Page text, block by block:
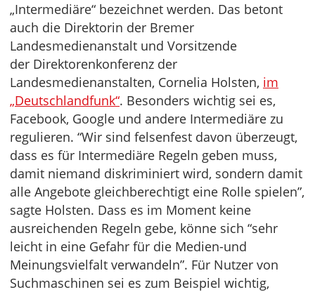
„Intermediäre“ bezeichnet werden. Das betont
auch die Direktorin der Bremer
Landesmedienanstalt und Vorsitzende
der Direktorenkonferenz der
Landesmedienanstalten, Cornelia Holsten, im
„Deutschlandfunk“. Besonders wichtig sei es,
Facebook, Google und andere Intermediäre zu
regulieren. “Wir sind felsenfest davon überzeugt,
dass es für Intermediäre Regeln geben muss,
damit niemand diskriminiert wird, sondern damit
alle Angebote gleichberechtigt eine Rolle spielen”,
sagte Holsten. Dass es im Moment keine
ausreichenden Regeln gebe, könne sich “sehr
leicht in eine Gefahr für die Medien-und
Meinungsvielfalt verwandeln”. Für Nutzer von
Suchmaschinen sei es zum Beispiel wichtig,